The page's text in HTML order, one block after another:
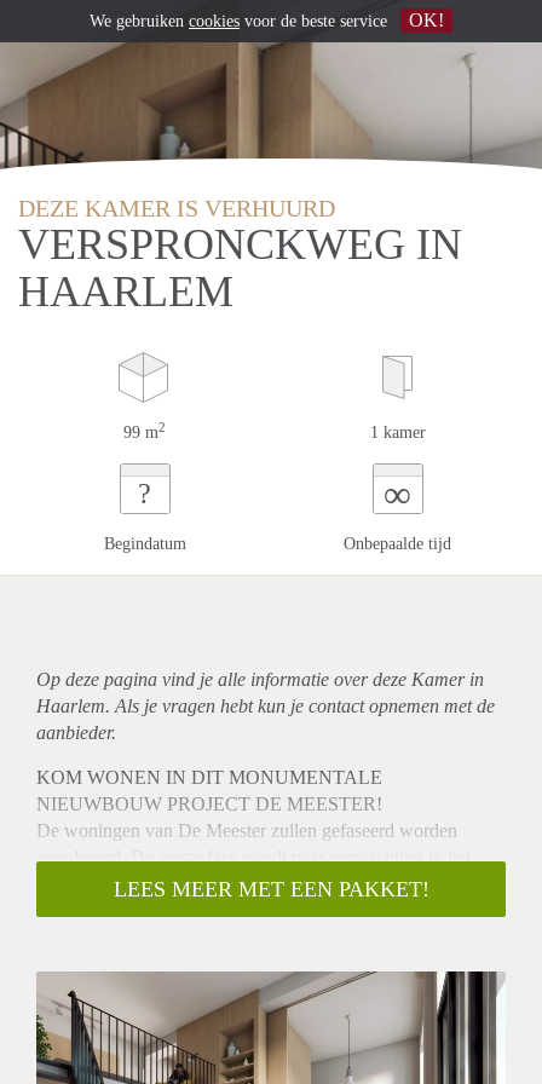
DEZE KAMER IS VERHUURD
VERSPRONCKWEG IN
HAARLEM
99 m2 1 kamer
?
Begindatum
∞
Onbepaalde tijd
Op deze pagina vind je alle informatie over deze Kamer in
Haarlem. Als je vragen hebt kun je contact opnemen met de
aanbieder.
KOM WONEN IN DIT MONUMENTALE
NIEUWBOUW PROJECT DE MEESTER!
De woningen van De Meester zullen gefaseerd worden
opgeleverd. De eerste fase wordt naar verwachting in het
eerste kwartaal van 2022 opgeleverd.
Uiterlijk 6 weken voor oplevering zullen wij de definitieve
informatie met betrekking tot maten, ligging, buitenruimtes
ezv verwijzen wij u naar de website hurenindemeester.nl
Wonen in De Meester betekent: wonen in een schitterend
monumentaal gebouw in de Kleverparkbuurt in Haarlem. Het
LEES MEER MET EEN PAKKET!
We gebruiken cookies voor de beste service OK!